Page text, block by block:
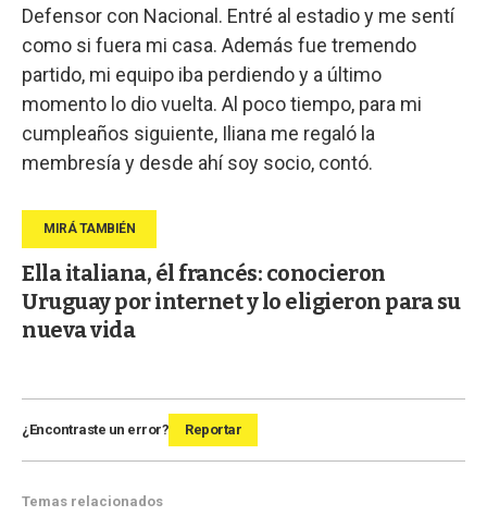
Defensor con Nacional. Entré al estadio y me sentí
como si fuera mi casa. Además fue tremendo
partido, mi equipo iba perdiendo y a último
momento lo dio vuelta. Al poco tiempo, para mi
cumpleaños siguiente, Iliana me regaló la
membresía y desde ahí soy socio, contó.
Ella italiana, él francés: conocieron
Uruguay por internet y lo eligieron para su
nueva vida
¿Encontraste un error? Reportar
Temas relacionados